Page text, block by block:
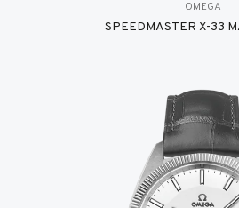
OMEGA
SPEEDMASTER X-33